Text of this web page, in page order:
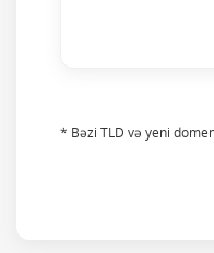
* Bəzi TLD və yeni